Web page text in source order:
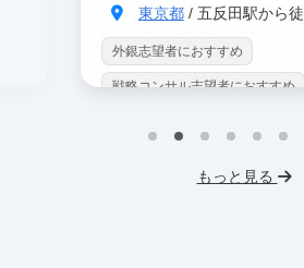
東京都/ 五反田駅から徒歩3分（大崎
外銀志望者におすすめ
戦略コンサル志望者におすすめ
もっと見る